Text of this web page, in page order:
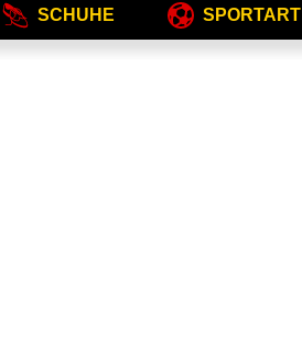
SCHUHE SPORTART